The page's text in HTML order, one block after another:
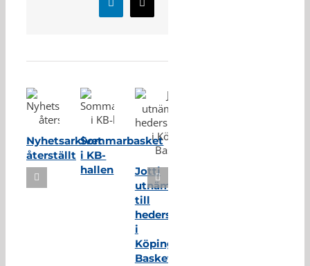
LinkedInE-
post
Nyhetsarkivet
återställt
Sommarbasket
i KB-
hallen
Jotti
utnämnd
till
hedersmedlem
i
Köping
Basket